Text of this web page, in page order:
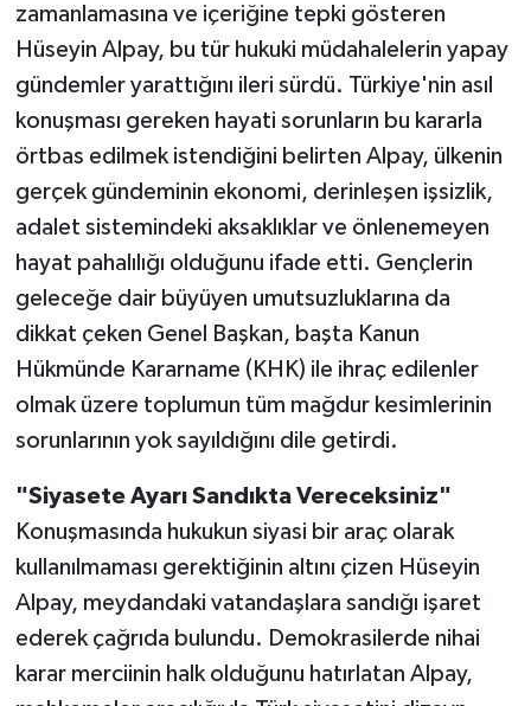
zamanlamasına ve içeriğine tepki gösteren
Hüseyin Alpay, bu tür hukuki müdahalelerin yapay
gündemler yarattığını ileri sürdü. Türkiye'nin asıl
konuşması gereken hayati sorunların bu kararla
örtbas edilmek istendiğini belirten Alpay, ülkenin
gerçek gündeminin ekonomi, derinleşen işsizlik,
adalet sistemindeki aksaklıklar ve önlenemeyen
hayat pahalılığı olduğunu ifade etti. Gençlerin
geleceğe dair büyüyen umutsuzluklarına da
dikkat çeken Genel Başkan, başta Kanun
Hükmünde Kararname (KHK) ile ihraç edilenler
olmak üzere toplumun tüm mağdur kesimlerinin
sorunlarının yok sayıldığını dile getirdi.
"Siyasete Ayarı Sandıkta Vereceksiniz"
Konuşmasında hukukun siyasi bir araç olarak
kullanılmaması gerektiğinin altını çizen Hüseyin
Alpay, meydandaki vatandaşlara sandığı işaret
ederek çağrıda bulundu. Demokrasilerde nihai
karar merciinin halk olduğunu hatırlatan Alpay,